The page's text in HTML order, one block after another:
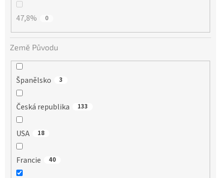
47,8% 0
Země Původu
Španělsko 3
Česká republika 133
USA 18
Francie 40